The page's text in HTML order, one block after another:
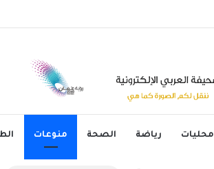
محليات رياضة الصحة منوعات